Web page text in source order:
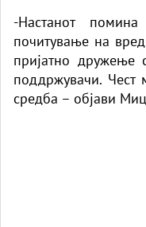
-Настанот
почитување на
пријатно дружење
поддржувачи.
средба – објави